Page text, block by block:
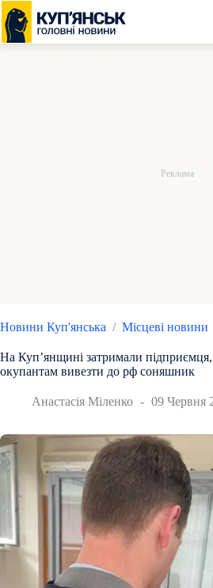
Перейти
до
вмісту
Новини Куп'янська / Місцеві новини
На Куп’янщині затримали
окупантам вивезти до рф соняшник
Анастасія Міленко 09 Червня